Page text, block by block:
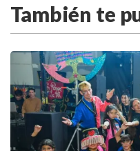
También te